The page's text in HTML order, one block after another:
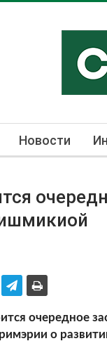
Новости
очередное
о